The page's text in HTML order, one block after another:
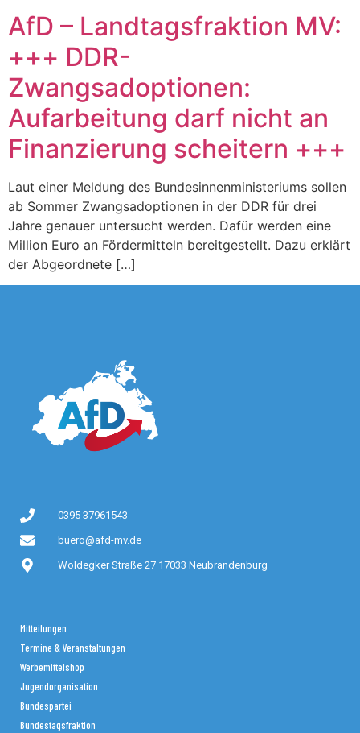
AfD – Landtagsfraktion MV:
+++ DDR-
Zwangsadoptionen:
Aufarbeitung darf nicht an
Finanzierung scheitern +++
Laut einer Meldung des Bundesinnenministeriums sollen
ab Sommer Zwangsadoptionen in der DDR für drei
Jahre genauer untersucht werden. Dafür werden eine
Million Euro an Fördermitteln bereitgestellt. Dazu erklärt
der Abgeordnete […]
0395 37961543
buero@afd-mv.de
Woldegker Straße 27 17033 Neubrandenburg
Mitteilungen
Termine & Veranstaltungen
Werbemittelshop
Jugendorganisation
Bundespartei
Bundestagsfraktion